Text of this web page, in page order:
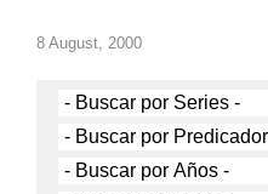
8 August, 2000